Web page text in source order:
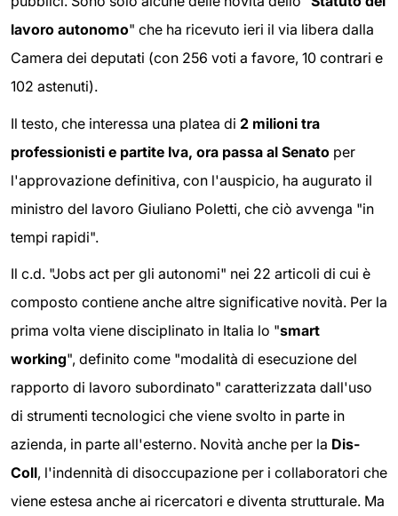
lavoro autonomo" che ha ricevuto ieri il via libera dalla
Camera dei deputati (con 256 voti a favore, 10 contrari e
102 astenuti).
Il testo, che interessa una platea di 2 milioni tra
professionisti e partite Iva, ora passa al Senato per
l'approvazione definitiva, con l'auspicio, ha augurato il
ministro del lavoro Giuliano Poletti, che ciò avvenga "in
tempi rapidi".
Il c.d. "Jobs act per gli autonomi" nei 22 articoli di cui è
composto contiene anche altre significative novità. Per la
prima volta viene disciplinato in Italia lo "smart
working", definito come "modalità di esecuzione del
rapporto di lavoro subordinato" caratterizzata dall'uso
di strumenti tecnologici che viene svolto in parte in
azienda, in parte all'esterno. Novità anche per la Dis-
Coll, l'indennità di disoccupazione per i collaboratori che
viene estesa anche ai ricercatori e diventa strutturale. Ma